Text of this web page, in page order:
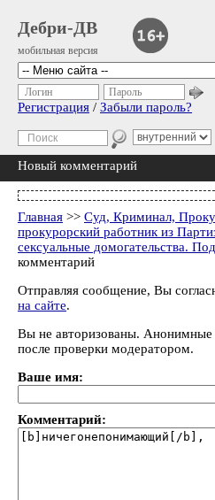
Дебри-ДВ
мобильная версия
Логин Пароль
Регистрация / Забыли пароль?
Новый комментарий
Главная >> Суд, Криминал,
прокурорский работник из
сексуальные домогательства.
комментарий
Отправляя сообщение, Вы
на сайте.
Вы не авторизованы.
после проверки модератором.
Ваше имя:
Комментарий: